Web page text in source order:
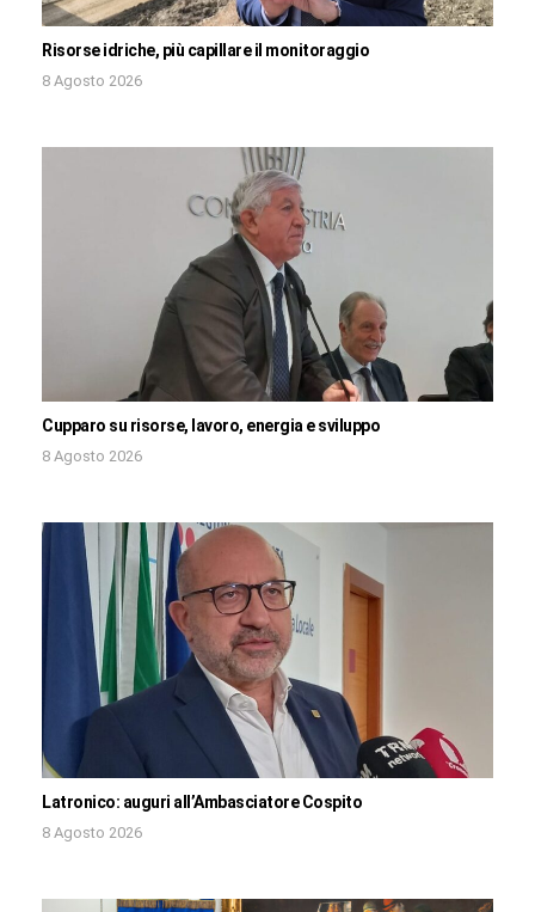
Risorse idriche, più capillare il monitoraggio
8 Agosto 2026
Cupparo su risorse, lavoro, energia e sviluppo
8 Agosto 2026
Latronico: auguri all’Ambasciatore Cospito
8 Agosto 2026